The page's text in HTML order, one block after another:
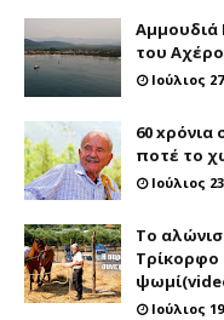
Αμμουδιά
του
Ιούλιος
60 xρόνια
ποτέ το
Ιούλιος
Το
Ιούλιος